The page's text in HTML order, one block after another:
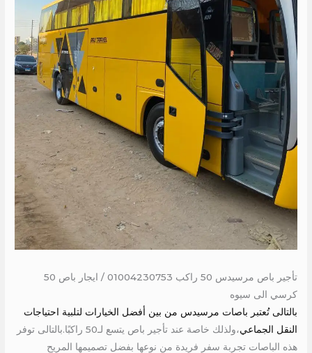
تأجير باص مرسيدس 50 راكب 01004230753 / ايجار باص 50
كرسي الى سيوه
بالتالى تُعتبر باصات مرسيدس من بين أفضل الخيارات لتلبية احتياجات
النقل الجماعي
،ولذلك خاصة عند تأجير باص يتسع لـ50 راكبًا.بالتالى توفر
هذه الباصات تجربة سفر فريدة من نوعها بفضل تصميمها المريح